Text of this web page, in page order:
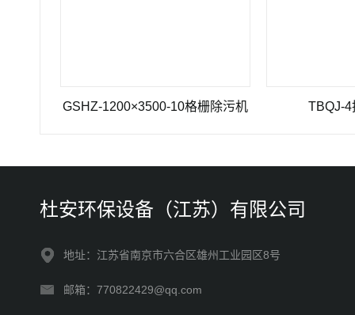
GSHZ-1200×3500-10格栅除污机 TBQJ-4推流曝
杜安环保设备（江苏）有限公司
地址：江苏省南京市六合区雄州工业园区8号
邮箱：770822429@qq.com